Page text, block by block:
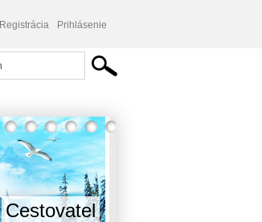
Registrácia Prihlásenie
Cestovatel